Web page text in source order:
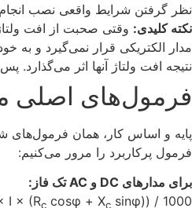
نظر گرفتن شرایط واقعی نصب انجام
نکته کلیدی: وقتی صحبت از افت
مدار الکتریکی قرار نمی‌گیرد و به
نتیجه افت ولتاژ آنها اثر
فرمول‌های اصلی
فرمول پرکاربرد را مرور می‌کنیم:
برای مدارهای DC و AC تک فاز:
I × (Rc cosφ + Xc sinφ)) / 1000